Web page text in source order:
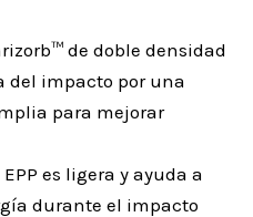
de doble densidad
del impacto por una
para mejorar
es ligera y ayuda a
durante el impacto